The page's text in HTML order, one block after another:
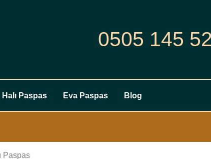
0505 145
Halı Paspas Eva Paspas Blog
Paspas